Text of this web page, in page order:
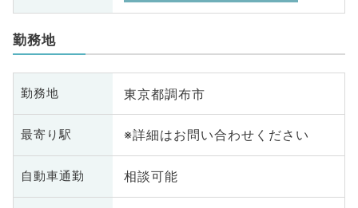
勤務地
勤務地 東京都調布市
最寄り駅 ※詳細はお問い合わせください
自動車通勤 相談可能